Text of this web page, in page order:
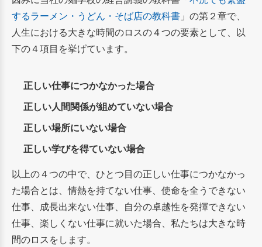
するラーメン・うどん・そば店の教科書 」の第２章で、
人生における大きな時間のロスの４つの要素として、以
下の４項目を挙げています。
正しい仕事につかなかった場合
正しい人間関係が組めていない場合
正しい場所にいない場合
正しい学びを得ていない場合
以上の４つの中で、ひとつ目の正しい仕事につかなかっ
た場合とは、情熱を持てない仕事、使命を全うできない
仕事、成長出来ない仕事、自分の卓越性を発揮できない
仕事、楽しくない仕事に就いた場合、私たちは大きな時
間のロスをします。